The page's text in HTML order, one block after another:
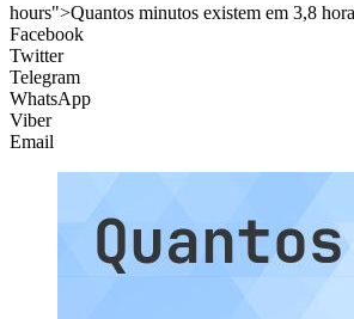
hours">Quantos minutos existem em 3,8
Facebook
Twitter
Telegram
WhatsApp
Viber
Email